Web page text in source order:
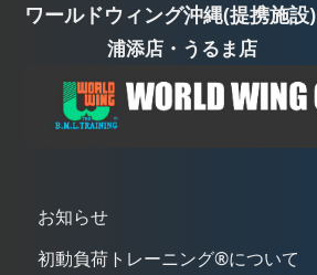
ワールドウィング沖縄(提携施設)
浦添店・うるま店
お知らせ
初動負荷トレーニング®について